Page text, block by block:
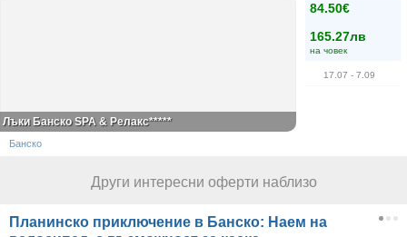
84.50€
165.27лв
на човек
17.07 - 7.09
Лъки Банско SPA & Релакс*****
Банско
Други интересни оферти наблизо
Планинско приключение в Банско: Наем на